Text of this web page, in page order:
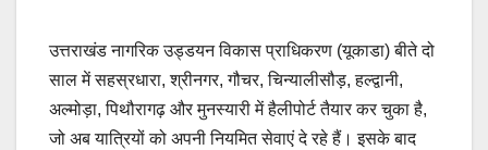
उत्तराखंड नागरिक उड्डयन विकास प्राधिकरण (यूकाडा) बीते दो
साल में सहस्रधारा, श्रीनगर, गौचर, चिन्यालीसौड़, हल्द्वानी,
अल्मोड़ा, पिथौरागढ़ और मुनस्यारी में हैलीपोर्ट तैयार कर चुका है,
जो अब यात्रियों को अपनी नियमित सेवाएं दे रहे हैं। इसके बाद